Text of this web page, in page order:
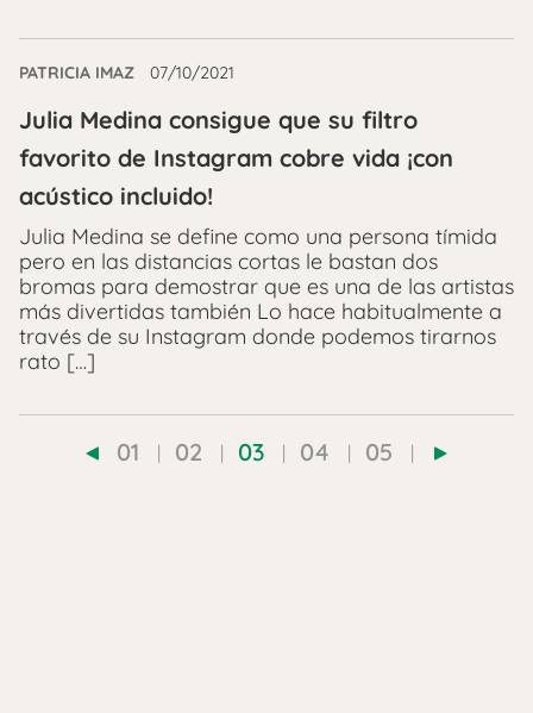
PATRICIA IMAZ 07/10/2021
Julia Medina consigue que su filtro
favorito de Instagram cobre vida ¡con
acústico incluido!
Julia Medina se define como una persona tímida
pero en las distancias cortas le bastan dos
bromas para demostrar que es una de las artistas
más divertidas también Lo hace habitualmente a
través de su Instagram donde podemos tirarnos
rato […]
01 02 03 04 05